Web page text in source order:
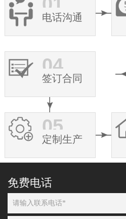
电话沟通
04
签订合同
05
定制生产
免费电话